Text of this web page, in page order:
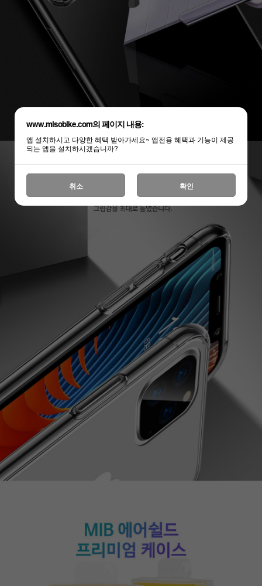
www.misobike.com의 페이지 내용:
앱 설치하시고 다양한 혜택 받아가세요~ 앱전용 혜택과 기능이 제공
되는 앱을 설치하시겠습니까?
취소 확인